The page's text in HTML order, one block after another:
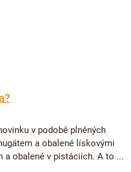
v podobě plněných
a obalené lískovými
a obalené v pistáciích. A to ...